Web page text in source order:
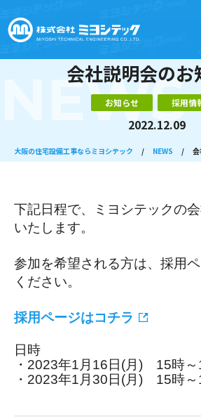
会社説明会のお
お知らせ 採用情
2022.12.09
NEWS
大阪の住宅設備工事ならミヨシテック / NEWS /
下記日程で、ミヨシテックの
いたします。
参加を希望される方は、採用
ください。
採用ページはコチラ
日時
・2023年1月16日(月)　15時
・2023年1月30日(月)　15時